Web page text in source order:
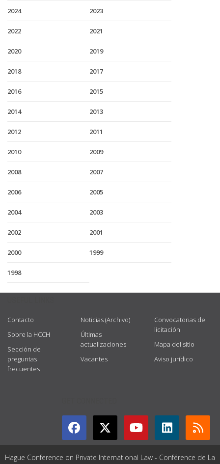
2024 2023
2022 2021
2020 2019
2018 2017
2016 2015
2014 2013
2012 2011
2010 2009
2008 2007
2006 2005
2004 2003
2002 2001
2000 1999
1998
Contacto
Sobre la HCCH
Sección de
preguntas
frecuentes
Noticias (Archivo)
Últimas
actualizaciones
Vacantes
Convocatorias de
licitación
Mapa del sitio
Aviso jurídico
Hague Conference on Private International Law - Conférence de La